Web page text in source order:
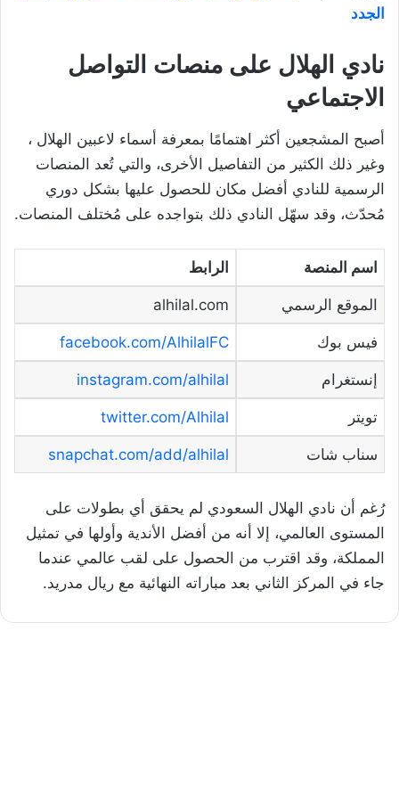
الجدد
نادي الهلال على منصات التواصل
الاجتماعي
أصبح المشجعين أكثر اهتمامًا بمعرفة أسماء لاعبين الهلال ،
وغير ذلك الكثير من التفاصيل الأخرى، والتي تُعد المنصات
الرسمية للنادي أفضل مكان للحصول عليها بشكل دوري
مُحدّث، وقد سهّل النادي ذلك بتواجده على مُختلف المنصات.
اسم المنصة الرابط
الموقع الرسمي alhilal.com
فيس بوك facebook.com/AlhilalFC
إنستغرام instagram.com/alhilal
تويتر twitter.com/Alhilal
سناب شات snapchat.com/add/alhilal
رُغم أن نادي الهلال السعودي لم يحقق أي بطولات على
المستوى العالمي، إلا أنه من أفضل الأندية وأولها في تمثيل
المملكة، وقد اقترب من الحصول على لقب عالمي عندما
جاء في المركز الثاني بعد مباراته النهائية مع ريال مدريد.